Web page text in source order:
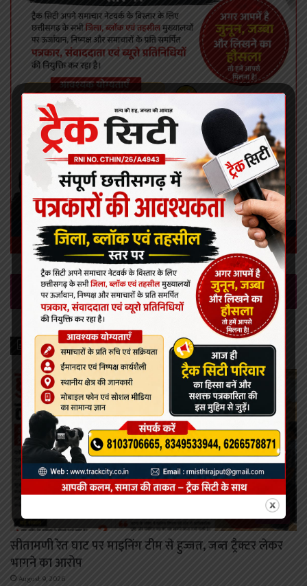
Leave a Reply
Recent Posts
कोरबा
सीतामणी रेत घाट पर माइनिंग टीम से हुज्जत, जब्त ट्रैक्टर लेकर
भागने का आरोप
August 9, 2026